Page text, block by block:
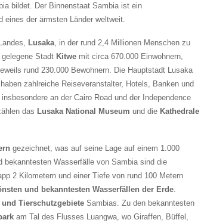
bildet. Der Binnenstaat Sambia ist ein
eines der ärmsten Länder weltweit.
Lusaka, in der rund 2,4 Millionen Menschen zu
Stadt Kitwe mit circa 670.000 Einwohnern,
rund 230.000 Bewohnern. Die Hauptstadt Lusaka
zahlreiche Reiseveranstalter, Hotels, Banken und
an der Cairo Road und der Independence
das Lusaka National Museum und die Kathedrale
gezeichnet, was auf seine Lage auf einem 1.000
Wasserfälle von Sambia sind die
2 Kilometern und einer Tiefe von rund 100 Metern
und bekanntesten Wasserfällen der Erde.
Tierschutzgebiete Sambias. Zu den bekanntesten
am Tal des Flusses Luangwa, wo Giraffen, Büffel,